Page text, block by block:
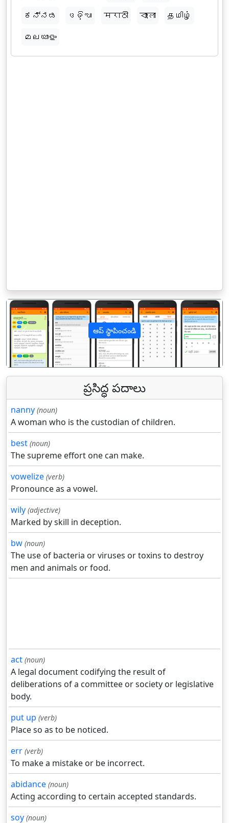
ಕನ್ನಡ
ଓଡ଼ିଆ मराठी বাংলা
தமிழ்
മലയാളം
ఆప్ స్థాపించండి
पिछला
ప్రసిద్ధ పదాలు
nanny (noun)
A woman who is the custodian of children.
best (noun)
The supreme effort one can make.
vowelize (verb)
Pronounce as a vowel.
wily (adjective)
Marked by skill in deception.
bw (noun)
The use of bacteria or viruses or toxins to destroy
men and animals or food.
act (noun)
A legal document codifying the result of
deliberations of a committee or society or legislative
body.
put up (verb)
Place so as to be noticed.
err (verb)
To make a mistake or be incorrect.
abidance (noun)
Acting according to certain accepted standards.
soy (noun)